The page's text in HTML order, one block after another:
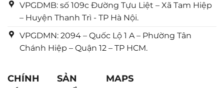
VPGDMB: số 109c Đường Tựu Liệt – Xã Tam Hiệp
– Huyện Thanh Trì - TP Hà Nội.
VPGDMN: 2094 – Quốc Lộ 1 A – Phường Tân
Chánh Hiệp – Quận 12 – TP HCM.
CHÍNH
SẢN
MAPS